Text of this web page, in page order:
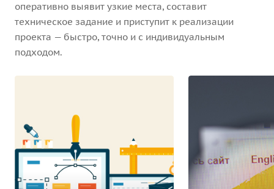
оперативно выявит узкие места, составит
техническое задание и приступит к реализации
проекта — быстро, точно и с индивидуальным
подходом.